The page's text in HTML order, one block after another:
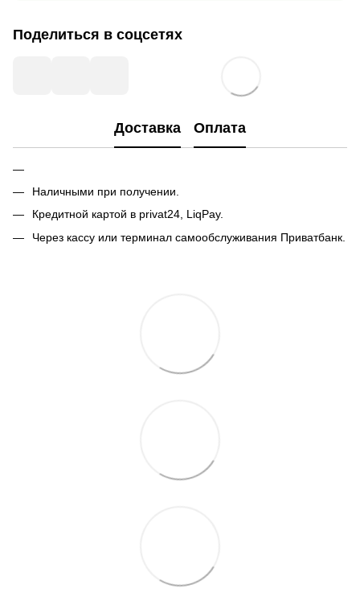
Поделиться в соцсетях
Доставка Оплата
Наличными при получении.
Кредитной картой в privat24, LiqPay.
Через кассу или терминал самообслуживания Приватбанк.